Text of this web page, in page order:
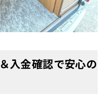
入金確認で安心の